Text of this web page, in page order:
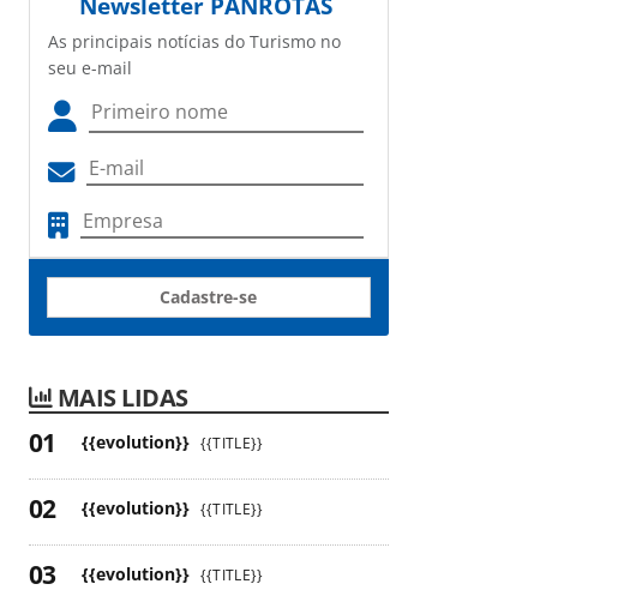
As principais notícias do Turismo no
seu e-mail
Cadastre-se
MAIS LIDAS
{{evolution}} {{TITLE}}
{{evolution}} {{TITLE}}
{{evolution}} {{TITLE}}